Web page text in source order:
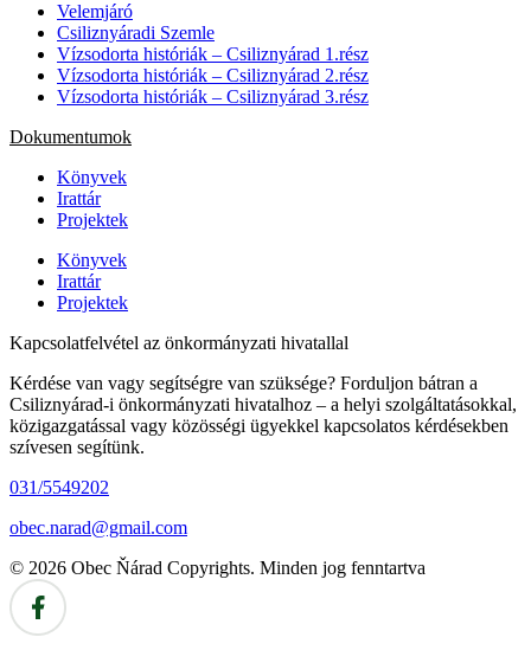
Velemjáró
Csiliznyáradi Szemle
Vízsodorta históriák – Csiliznyárad 1.rész
Vízsodorta históriák – Csiliznyárad 2.rész
Vízsodorta históriák – Csiliznyárad 3.rész
Dokumentumok
Könyvek
Irattár
Projektek
Könyvek
Irattár
Projektek
Kapcsolatfelvétel az önkormányzati hivatallal
Kérdése van vagy segítségre van szüksége? Forduljon bátran a
Csiliznyárad-i önkormányzati hivatalhoz – a helyi szolgáltatásokkal,
közigazgatással vagy közösségi ügyekkel kapcsolatos kérdésekben
szívesen segítünk.
031/5549202
obec.narad@gmail.com
© 2026 Obec Ňárad Copyrights. Minden jog fenntartva